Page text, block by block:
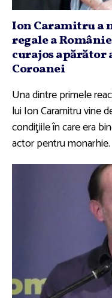
Ion Caramitru a
regale a
curajos
Coroanei
Una dintre primele
lui Ion Caramitru vine
condiţiile în care era
actor pentru monarhie.